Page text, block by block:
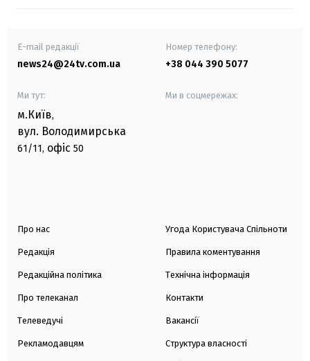
E-mail редакції
news24@24tv.com.ua
Номер телефону:
+38 044 390 5077
Ми тут:
м.Київ,
вул. Володимирська
61/11, офіс 50
Ми в соцмережах:
Про нас
Редакція
Редакційна політика
Про телеканал
Телеведучі
Рекламодавцям
Угода Користувача Спільноти
Правила коментування
Технічна інформація
Контакти
Вакансії
Структура власності